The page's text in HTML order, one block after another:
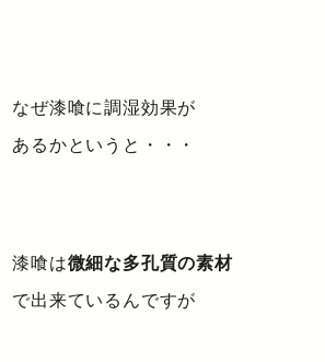
なぜ漆喰に調湿効果が
あるかというと・・・
漆喰は微細な多孔質の素材
で出来ているんですが